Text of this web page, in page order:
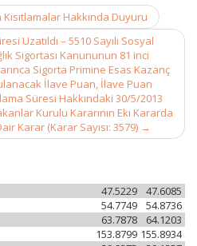
Hakkında Duyuru
Uzatıldı – 5510 Sayılı Sosyal
Sigortası Kanununun 81 inci
Sigorta Primine Esas Kazanç
İlave Puan, İlave Puan
Süresi Hakkındaki 30/5/2013
Kurulu Kararının Eki Kararda
Karar (Karar Sayısı: 3579) →
47.6085
47.5229
54.8736
54.7749
64.1203
63.7878
155.8934
153.8799